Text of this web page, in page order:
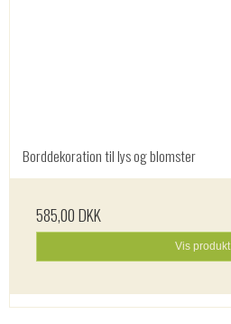
Borddekoration til lys og blomster
585,00 DKK
Vis produkt